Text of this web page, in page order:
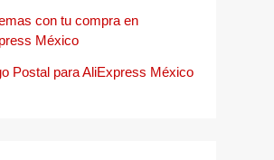
con tu compra en
México
Postal para AliExpress México